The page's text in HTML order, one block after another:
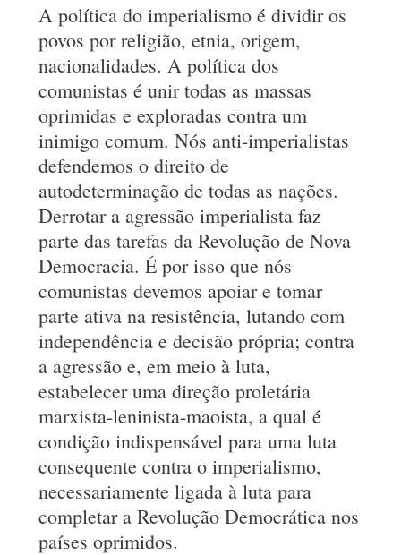
A política do imperialismo é dividir os
povos por religião, etnia, origem,
nacionalidades. A política dos
comunistas é unir todas as massas
oprimidas e exploradas contra um
inimigo comum. Nós anti-imperialistas
defendemos o direito de
autodeterminação de todas as nações.
Derrotar a agressão imperialista faz
parte das tarefas da Revolução de Nova
Democracia. É por isso que nós
comunistas devemos apoiar e tomar
parte ativa na resistência, lutando com
independência e decisão própria; contra
a agressão e, em meio à luta,
estabelecer uma direção proletária
marxista-leninista-maoista, a qual é
condição indispensável para uma luta
consequente contra o imperialismo,
necessariamente ligada à luta para
completar a Revolução Democrática nos
países oprimidos.